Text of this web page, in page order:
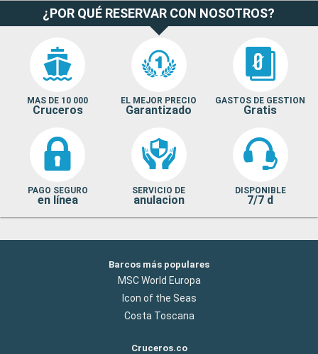
¿POR QUÉ RESERVAR CON NOSOTROS?
MAS DE 10 000
Cruceros
EL MEJOR PRECIO
Garantizado
GASTOS DE GESTION
Gratis
PAGO SEGURO
en línea
SERVICIO DE
anulacion
DISPONIBLE
7/7 d
Barcos más populares
MSC World Europa
Icon of the Seas
Costa Toscana
Cruceros.co